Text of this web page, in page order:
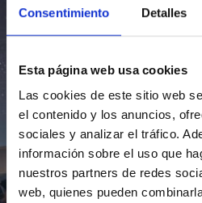
Consentimiento Detalles
Esta página web usa cookies
Las cookies de este sitio web
el contenido y los anuncios,
sociales y analizar el tráfico.
información sobre el uso que
nuestros partners de redes
web, quienes pueden